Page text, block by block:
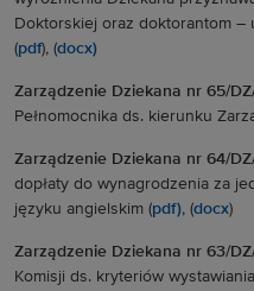
Doktorskiej oraz doktorantom
(pdf), (docx)
Zarządzenie Dziekana nr 65/
Pełnomocnika ds. kierunku
Zarządzenie Dziekana nr 64/
dopłaty do wynagrodzenia za
języku angielskim (pdf), (docx)
Zarządzenie Dziekana nr 63/
Komisji ds. kryteriów